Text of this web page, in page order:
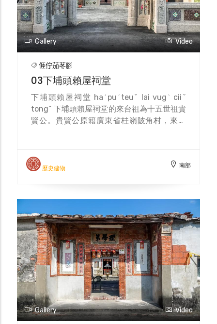
入古蹟定案。 楊屋祠堂正堂為傳統客家木
龕，奉祀遷南至廣東之開基始祖-唐朝議大夫
楊雲岫與祖妣誥封二品歐陽夫人神位。祠堂的
建築格局方正對稱，類似九宮格之空間佈局沿
建築中軸線方向，由前而後分別為太極兩儀
池、玄月型花台、外埕、主體建築及後院，前
Gallery Video
𠊎佇茄苳腳
03下埔頭賴屋祠堂
下埔頭賴屋祠堂 haˊpuˊteuˇ lai vugˋ ciiˇ
tongˇ 下埔頭賴屋祠堂的來台祖為十五世祖貴
賢公。貴賢公原籍廣東省桂嶺陂角村，來台
墾，後才遷移到下埔頭居住，並在此開枝散
葉，進而集資設立「祭祀公業賴貴賢公嘗」，
窗額上有「進遠」及「先報」的窗聯，牆面上
以人物、花、瓶子等浮雕做裝飾，堂號「穎川
堂」是指祖先的居住地，「積善堂」是積善之
家必有餘慶之意涵，廳堂的木製門全部以象徵
吉祥富貴的花、鳥、雲卷呈現，正廳內的木製
神龕以細腻技法雕上牡丹、菊花、卷草等吉祥
圖案，雕飾精美，兩側刻有棟對，屋前有大禾
埕，周圍以磚牆作防禦，每年春分前一天（國
暦3月19日～3月20日）舉辦祭祖大典，同時
發放祝壽金（60歲以上）及獎學金（大學以
歷史建物 南部
Gallery Video